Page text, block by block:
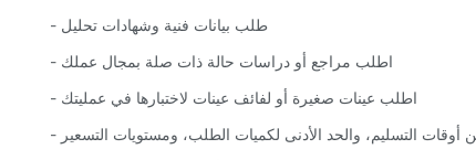
- طلب بيانات فنية وشهادات تحليل
- اطلب مراجع أو دراسات حالة ذات صلة بمجال عملك
- اطلب عينات صغيرة أو لفائف عينات لاختبارها في عمليتك